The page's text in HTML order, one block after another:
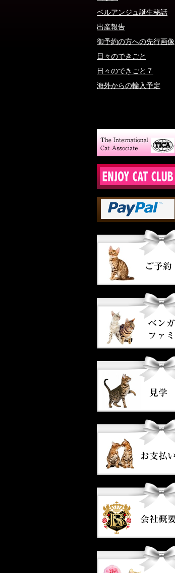
ベルアンジュ誕生秘話
出産報告
御予約の方への先行画像
日々のできごと
日々のできごと７
海外からの輸入予定